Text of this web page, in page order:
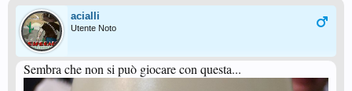
acialli
Utente Noto
Sembra che non si può giocare con questa...